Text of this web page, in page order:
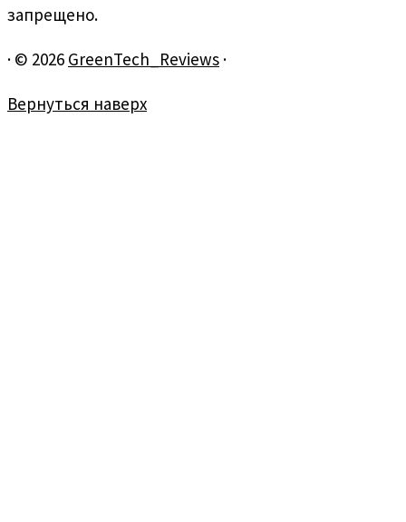
запрещено.
· © 2026 GreenTech_Reviews ·
Вернуться наверх